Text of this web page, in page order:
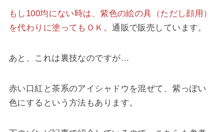
もし100均にない時は、紫色の絵の具（ただし顔用）
を代わりに塗ってもＯＫ。通販で販売しています。
あと、これは裏技なのですが…
赤い口紅と茶系のアイシャドウを混ぜて、紫っぽい
色にするという方法もあります。